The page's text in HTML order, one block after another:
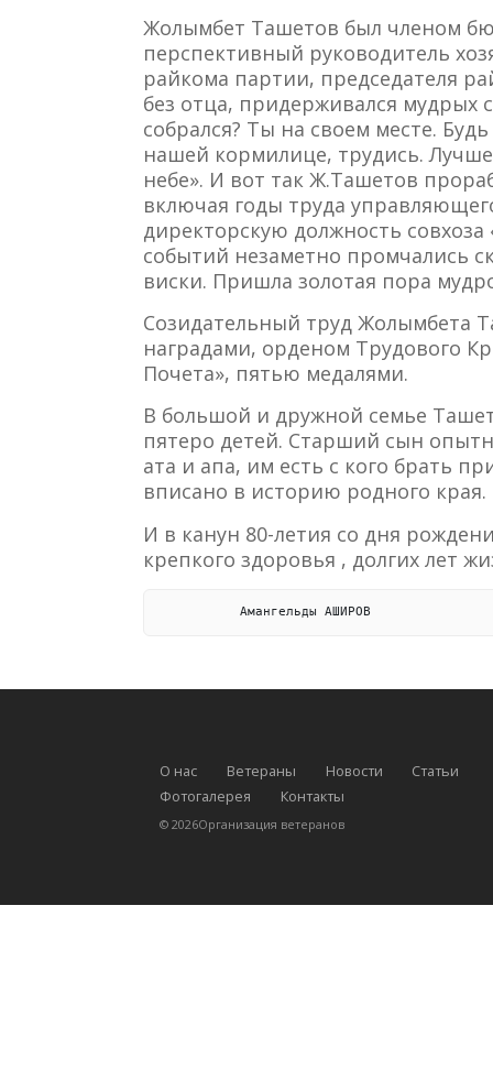
Жолымбет Ташетов был членом
перспективный руководитель
райкома партии, председателя
без отца, придерживался мудрых
собрался? Ты на своем месте.
нашей кормилице, трудись.
небе». И вот так Ж.Ташетов
включая годы труда
директорскую должность совхоза
событий незаметно промчались
виски. Пришла золотая пора
Созидательный труд Жолымбета
наградами, орденом Трудового
Почета», пятью медалями.
В большой и дружной семье
пятеро детей. Старший сын
ата и апа, им есть с кого брать
вписано в историю родного края.
И в канун 80-летия со дня
крепкого здоровья , долгих лет
           Амангельды АШИРОВ
О нас Ветераны Новости
Статьи
Фотогалерея
Контакты
© 2026Организация ветеранов